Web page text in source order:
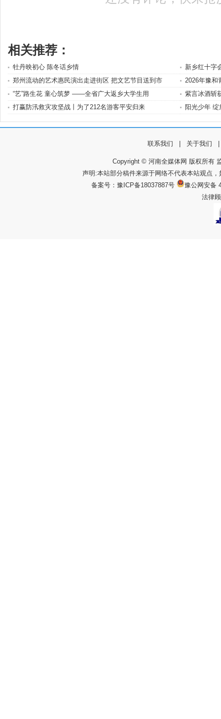
相关推荐：
牡丹映初心 陈冬话乡情
新乡红十字
郑州流动的艺术惠民演出走进街区 把文艺节目送到市
2026年豫和
“艺”路生花 童心筑梦 ——全省广大返乡大学生用
紫言冰酒斩
打赢防汛救灾攻坚战丨为了212名游客平安归来
阳光少年
联系我们 关于我们
Copyright © 河南全媒体网 版权所有
声明:本站部分稿件来源于网络不代表本站观点
备案号： 豫ICP备18037887号
豫公网安备
法律